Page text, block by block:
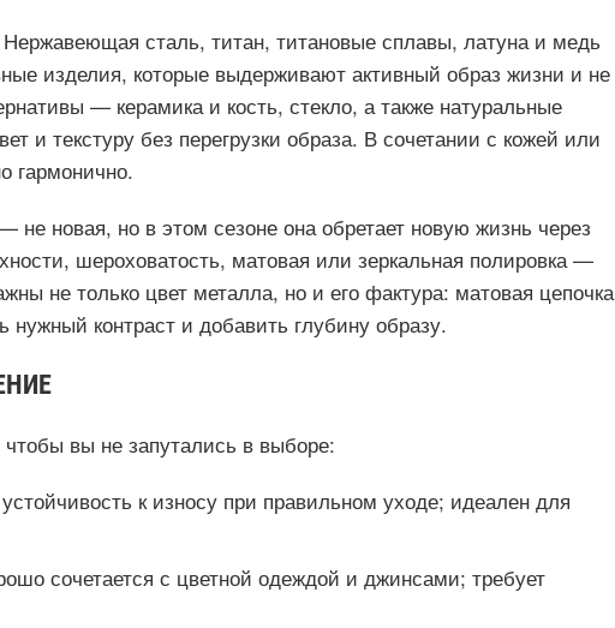
сталь, титан, титановые сплавы, латуна и медь
изделия, которые выдерживают активный образ жизни и не
— керамика и кость, стекло, а также натуральные
и текстуру без перегрузки образа. В сочетании с кожей или
гармонично.
не новая, но в этом сезоне она обретает новую жизнь через
шероховатость, матовая или зеркальная полировка —
не только цвет металла, но и его фактура: матовая цепочка
контраст и добавить глубину образу.
вы не запутались в выборе:
к износу при правильном уходе; идеален для
сочетается с цветной одеждой и джинсами; требует